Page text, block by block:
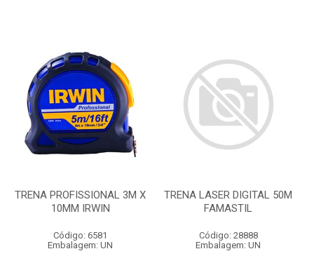
TRENA PROFISSIONAL 3M X
10MM IRWIN
Código: 6581
Embalagem: UN
TRENA LASER DIGITAL 50M
FAMASTIL
Código: 28888
Embalagem: UN